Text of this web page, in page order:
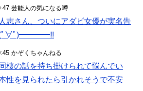
芸能人の気になる噂
志さん、ついにアダビ女優が実名告
∀ﾟ)━━━━!!
かぞくちゃんねる
棲の話を持ち掛けられて悩んでい
性を見られたら引かれそうで不安